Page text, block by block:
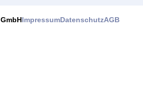
GmbHImpressumDatenschutzAGB